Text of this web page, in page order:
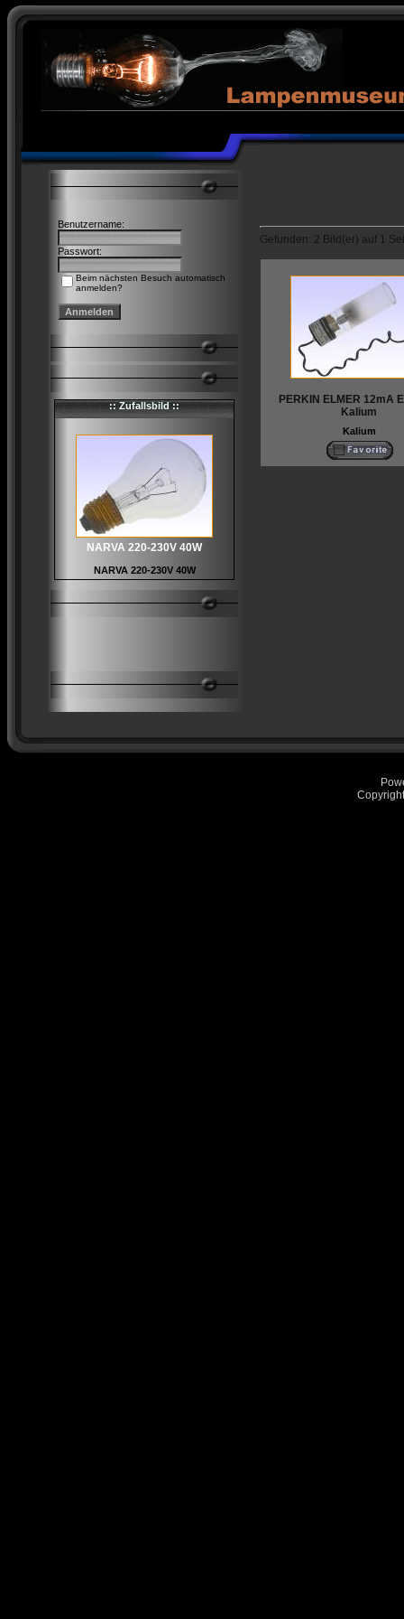
Benutzername:
Passwort:
Beim nächsten Besuch automatisch
anmelden?
:: Zufallsbild ::
NARVA 220-230V 40W
NARVA 220-230V 40W
Gefunden: 2 Bild(er) auf 1
PERKIN ELMER 12mA
Kalium
Kalium